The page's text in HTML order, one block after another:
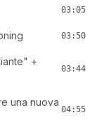
03:05
03:50
+
03:44
una nuova
04:55